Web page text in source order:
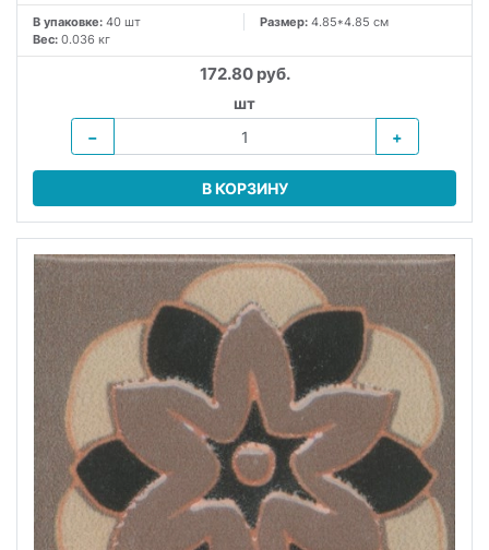
В упаковке: 40 шт Размер: 4.85*4.85 см
Вес: 0.036 кг
172.80 руб.
шт
−
+
В КОРЗИНУ